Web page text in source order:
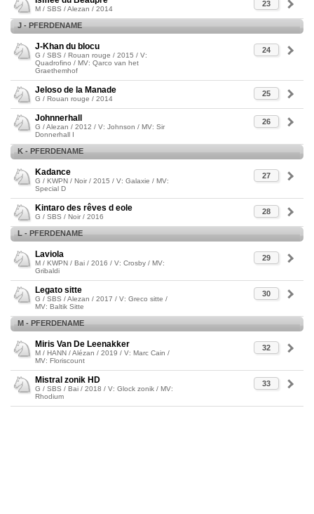
23
M / SBS / Alezan / 2014
J - PFERDENAME
24
J-Khan du blocu
G / SBS / Rouan rouge / 2015 / V:
Quadrofino / MV: Qarco van het
Graethemhof
25
Jeloso de la Manade
G / Rouan rouge / 2014
26
Johnnerhall
G / Alezan / 2012 / V: Johnson / MV: Sir
Donnerhall I
K - PFERDENAME
27
Kadance
G / KWPN / Noir / 2015 / V: Galaxie / MV:
Special D
28
Kintaro des rêves d eole
G / SBS / Noir / 2016
L - PFERDENAME
29
Laviola
M / KWPN / Bai / 2016 / V: Crosby / MV:
Gribaldi
30
Legato sitte
G / SBS / Alezan / 2017 / V: Greco sitte /
MV: Baltik Sitte
M - PFERDENAME
32
Miris Van De Leenakker
M / HANN / Alézan / 2019 / V: Marc Cain /
MV: Floriscount
33
Mistral zonik HD
G / SBS / Bai / 2018 / V: Glock zonik / MV:
Rhodium